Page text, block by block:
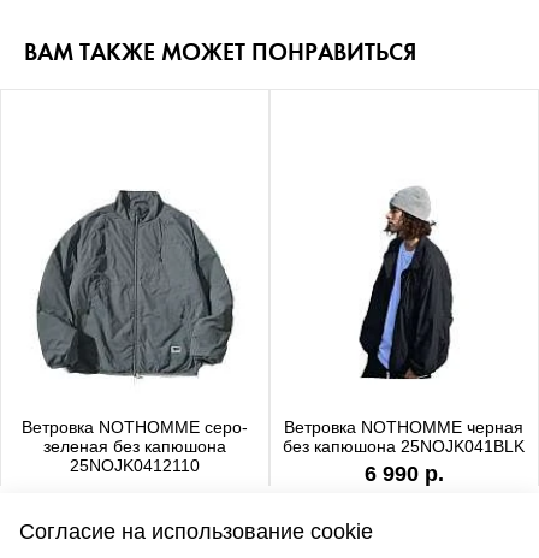
ВАМ ТАКЖЕ МОЖЕТ ПОНРАВИТЬСЯ
Ветровка NOTHOMME серо-
зеленая без капюшона
25NOJK0412110
Ветровка NOTHOMME черная
без капюшона 25NOJK041BLK
6 990 р.
Согласие на использование cookie